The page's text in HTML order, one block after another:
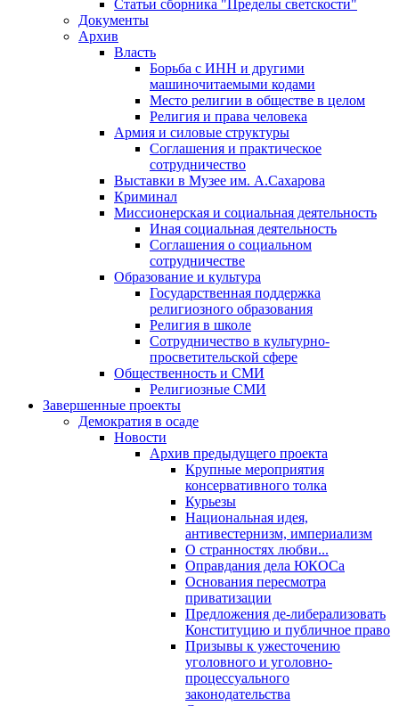
Статьи сборника "Пределы светскости"
Документы
Архив
Власть
Борьба с ИНН и другими
машиночитаемыми кодами
Место религии в обществе в целом
Религия и права человека
Армия и силовые структуры
Соглашения и практическое
сотрудничество
Выставки в Музее им. А.Сахарова
Криминал
Миссионерская и социальная деятельность
Иная социальная деятельность
Соглашения о социальном
сотрудничестве
Образование и культура
Государственная поддержка
религиозного образования
Религия в школе
Сотрудничество в культурно-
просветительской сфере
Общественность и СМИ
Религиозные СМИ
Завершенные проекты
Демократия в осаде
Новости
Архив предыдущего проекта
Крупные мероприятия
консервативного толка
Курьезы
Национальная идея,
антивестернизм, империализм
О странностях любви...
Оправдания дела ЮКОСа
Основания пересмотра
приватизации
Предложения де-либерализовать
Конституцию и публичное право
Призывы к ужесточению
уголовного и уголовно-
процессуального
законодательства